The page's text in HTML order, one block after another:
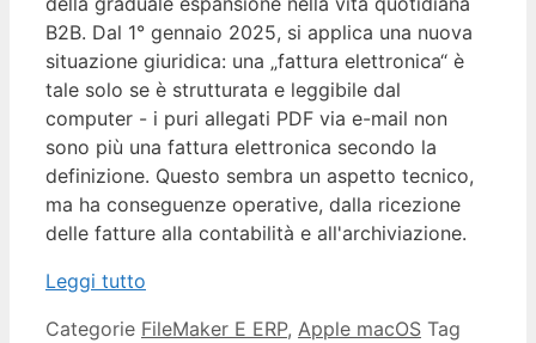
B2B. Dal 1° gennaio 2025, si applica una nuova
situazione giuridica: una „fattura elettronica“ è
tale solo se è strutturata e leggibile dal
computer - i puri allegati PDF via e-mail non
sono più una fattura elettronica secondo la
definizione. Questo sembra un aspetto tecnico,
ma ha conseguenze operative, dalla ricezione
delle fatture alla contabilità e all'archiviazione.
Leggi tutto
Categorie FileMaker E ERP, Apple macOS Tag